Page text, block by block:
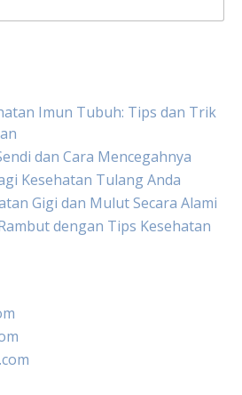
Imun Tubuh: Tips dan Trik
dan Cara Mencegahnya
Kesehatan Tulang Anda
Gigi dan Mulut Secara Alami
dengan Tips Kesehatan